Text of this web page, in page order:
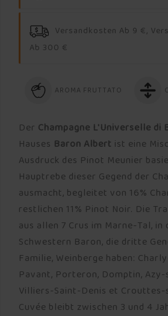
Versandkosten Ab 9 €,
Ab 300 €
AROMA FRUTTATO
Der Champagne L'Universelle di
Hauses Baron Albert ist eine
Ausdruck des Pinot Meunier
Hauptrebe dieser Gegend der
ausmacht, begleitet von 16%
restlichen 11% Pinot Noir. Die
aus allen 7 Crus im Marne-Tal, in
Schwestern Baron, die dritte
Familie, Weinberge haben:
Pavant, Porteron, Domptin,
Villiers-Saint-Denis et Crouttes-
Cuvée bleibt zwischen 3 und 4